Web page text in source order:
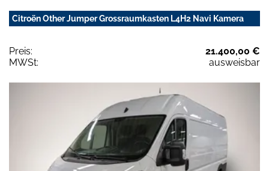
Citroën Other Jumper Grossraumkasten L4H2 Navi Kamera
Preis:
21.400,00 €
MWSt:
ausweisbar